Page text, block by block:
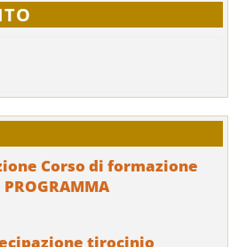
Corso di formazione
tirocinio